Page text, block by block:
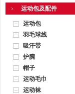
运动包及配件
运动包
羽毛球线
吸汗带
护腕
帽子
运动毛巾
运动袜